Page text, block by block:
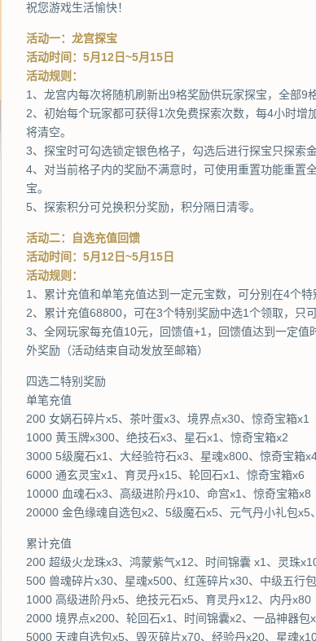
腾讯游戏 新浪游戏
pcgame 中华网
游侠网页游戏 40407
斗蟹网页游戏 游戏观察
祝您游戏生活愉快！
活动一：龙宫探宝
活动时间：5月12日~5月15日
活动规则：
1、龙宫内每次将随机刷新出9格奖励供玩家探宝，全部9
2、初始每个玩家都可获得1次免费探索次数，每4小时增
将清空。
3、探宝时可勾选锁定银色格子，勾选后进行探宝只探索金
4、对当前格子内的奖励不满意时，可使用重置功能重置
宝。
5、探索积分可兑换积分奖励，积分隔日清零。
活动二：自选充值回馈
活动时间：5月12日~5月15日
活动规则：
1、累计充值和单笔充值达到一定元宝数，可分别在4个
2、累计充值68800，可在3个特别奖励中选1个领取，只
3、全网玩家每充值10元，回馈值+1，回馈值达到一定
外奖励（活动结束自动发放至邮箱）
四选二特别奖励
单笔充值
200 女娲石碎片x5、茶叶蛋x3、境界点x30、惊奇宝箱x1
1000 黄玉牌x300、绝技石x3、星石x1、惊奇宝箱x2
3000 5级魔石x1、大经验符石x3、星魂x800、惊奇宝箱
6000 通玄灵宝x1、育灵丹x15、轮回石x1、惊奇宝箱x6
10000 血魂石x3、高级进阶丹x10、命宫x1、惊奇宝箱x8
20000 金色缘魂自选包x2、5级魔石x5、元气丹小礼包x5
累计充值
200 超级火龙珠x3、鸿蒙紫气x12、时间锦囊 x1、灵珠
500 兽魂碎片x30、星魂x500、红莲碎片x30、中级五行
1000 高级进阶丹x5、绝技元石x5、育灵丹x12、内丹x80
2000 境界点x200、轮回石x1、时间锦囊x2、一品神器包
5000 天魂自选包x5、毁灭碎片x70、经验丹x20、星魂